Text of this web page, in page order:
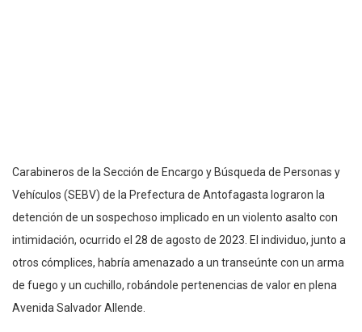
Carabineros de la Sección de Encargo y Búsqueda de Personas y
Vehículos (SEBV) de la Prefectura de Antofagasta lograron la
detención de un sospechoso implicado en un violento asalto con
intimidación, ocurrido el 28 de agosto de 2023. El individuo, junto a
otros cómplices, habría amenazado a un transeúnte con un arma
de fuego y un cuchillo, robándole pertenencias de valor en plena
Avenida Salvador Allende.